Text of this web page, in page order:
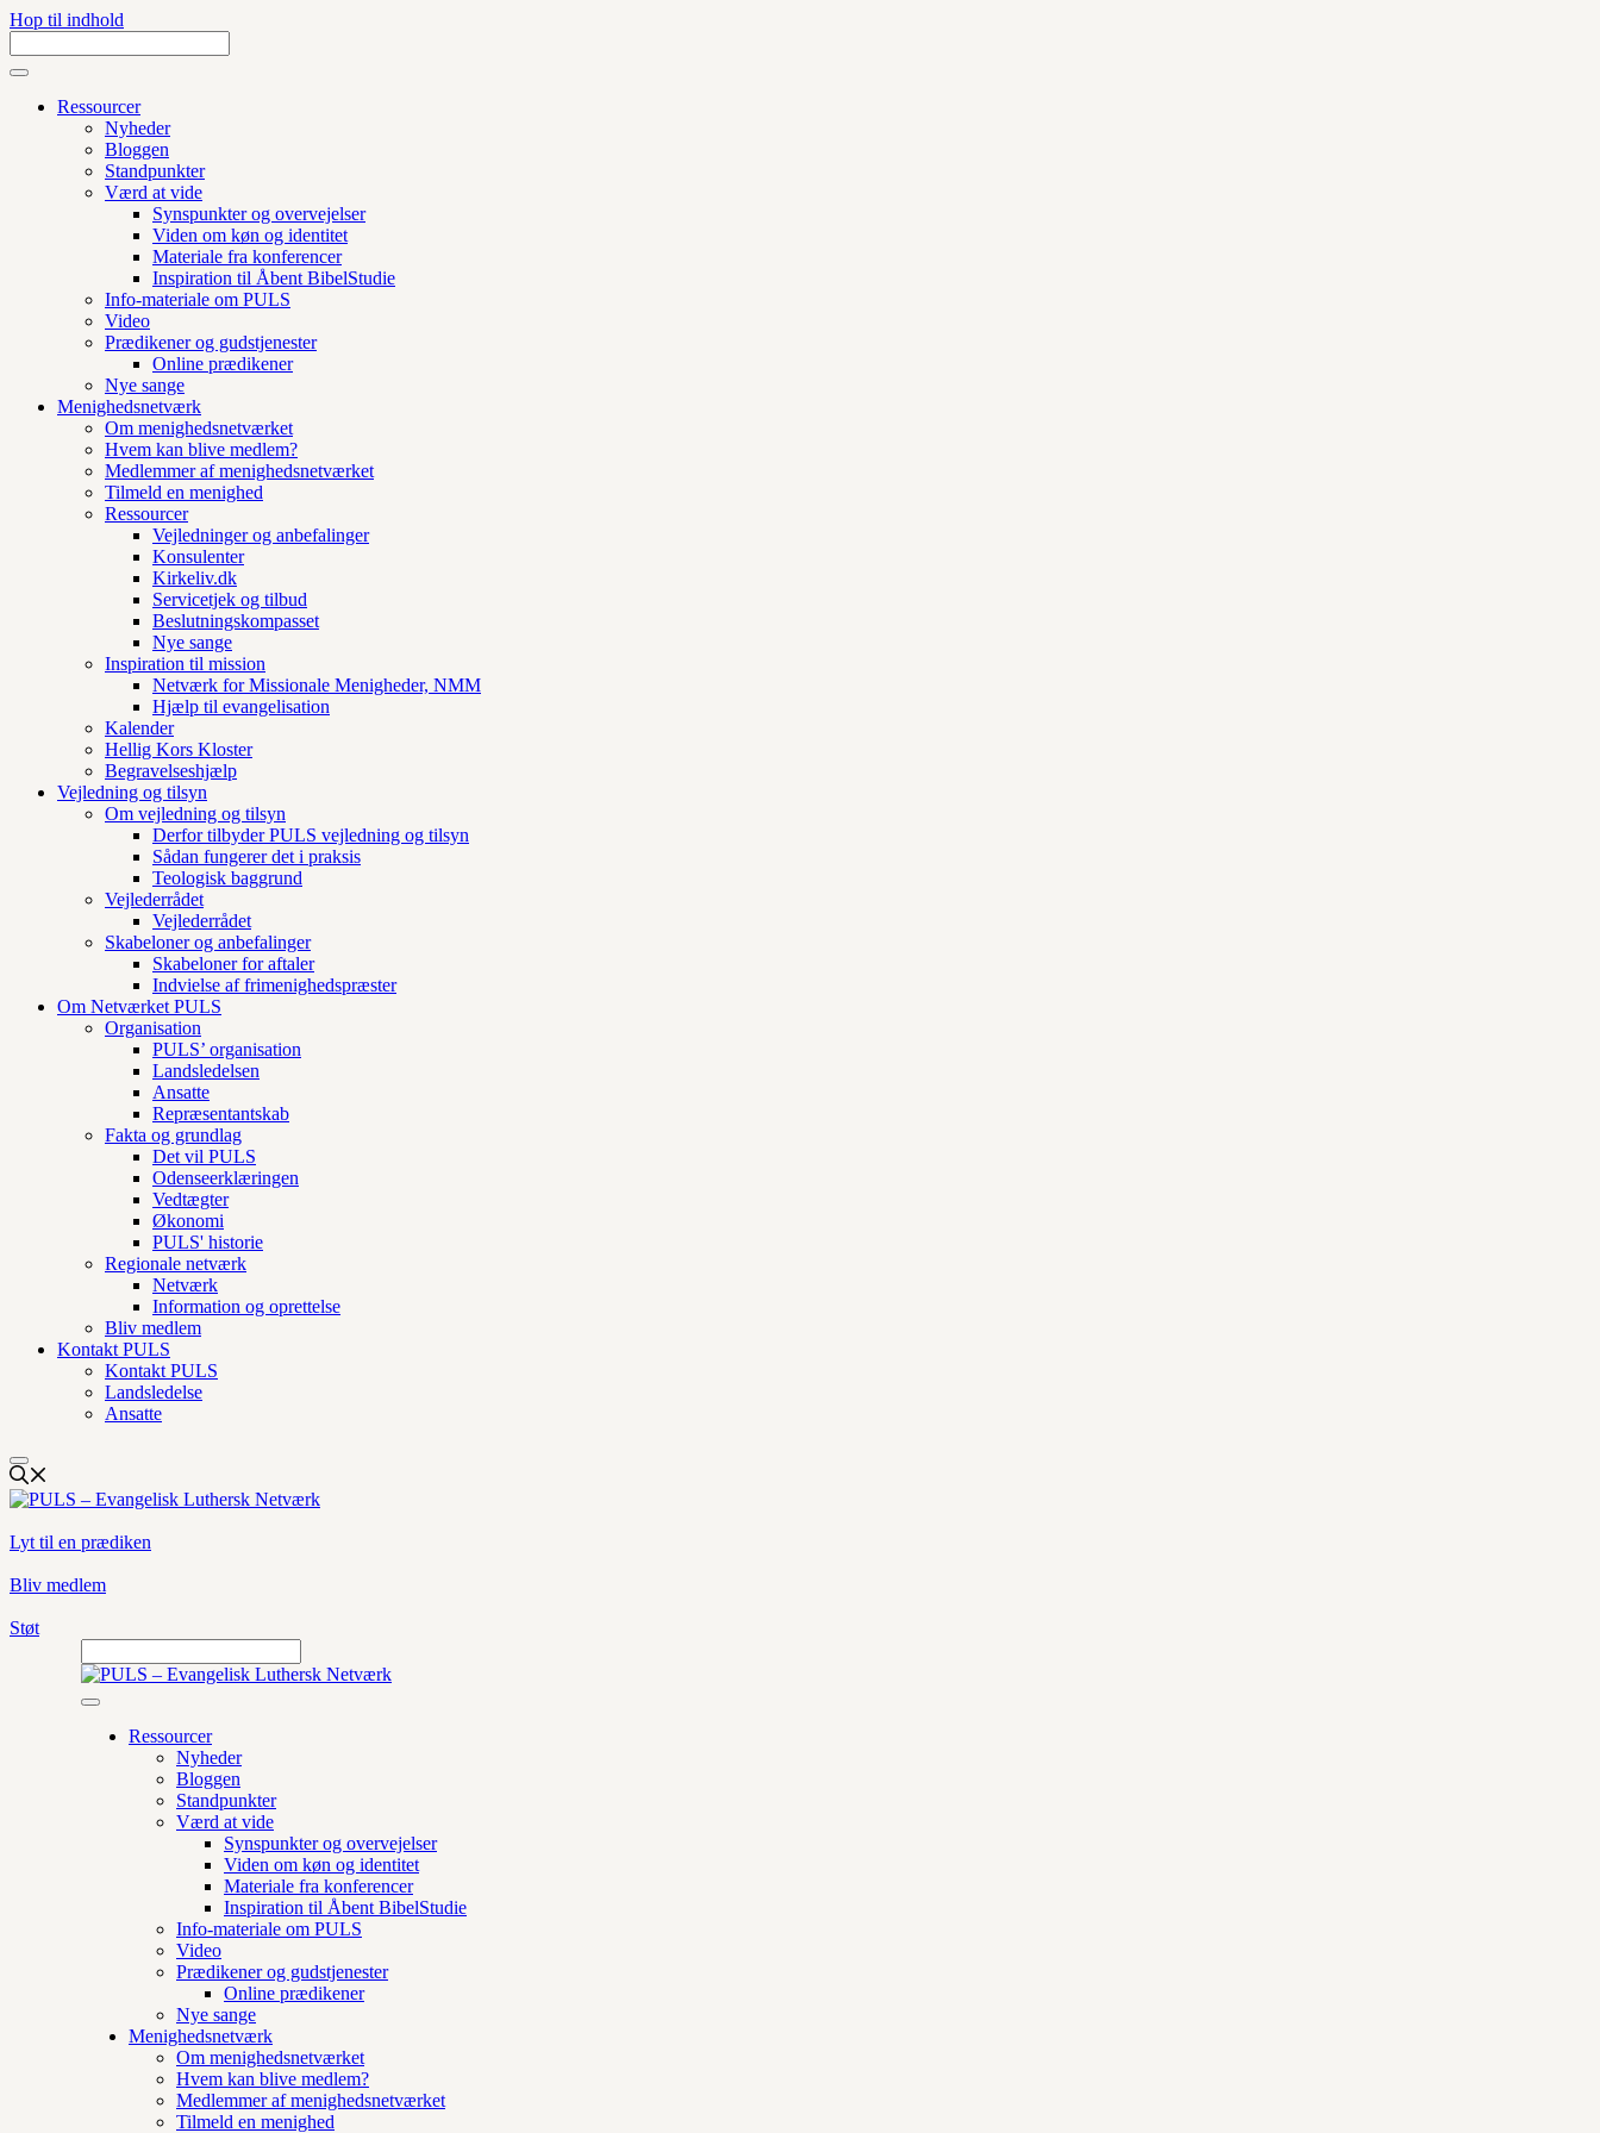
Hop til indhold
Ressourcer
Nyheder
Bloggen
Standpunkter
Værd at vide
Synspunkter og overvejelser
Viden om køn og identitet
Materiale fra konferencer
Inspiration til Åbent BibelStudie
Info-materiale om PULS
Video
Prædikener og gudstjenester
Online prædikener
Nye sange
Menighedsnetværk
Om menighedsnetværket
Hvem kan blive medlem?
Medlemmer af menighedsnetværket
Tilmeld en menighed
Ressourcer
Vejledninger og anbefalinger
Konsulenter
Kirkeliv.dk
Servicetjek og tilbud
Beslutningskompasset
Nye sange
Inspiration til mission
Netværk for Missionale Menigheder, NMM
Hjælp til evangelisation
Kalender
Hellig Kors Kloster
Begravelseshjælp
Vejledning og tilsyn
Om vejledning og tilsyn
Derfor tilbyder PULS vejledning og tilsyn
Sådan fungerer det i praksis
Teologisk baggrund
Vejlederrådet
Vejlederrådet
Skabeloner og anbefalinger
Skabeloner for aftaler
Indvielse af frimenighedspræster
Om Netværket PULS
Organisation
PULS’ organisation
Landsledelsen
Ansatte
Repræsentantskab
Fakta og grundlag
Det vil PULS
Odenseerklæringen
Vedtægter
Økonomi
PULS' historie
Regionale netværk
Netværk
Information og oprettelse
Bliv medlem
Kontakt PULS
Kontakt PULS
Landsledelse
Ansatte
Lyt til en prædiken
Bliv medlem
Støt
Ressourcer
Nyheder
Bloggen
Standpunkter
Værd at vide
Synspunkter og overvejelser
Viden om køn og identitet
Materiale fra konferencer
Inspiration til Åbent BibelStudie
Info-materiale om PULS
Video
Prædikener og gudstjenester
Online prædikener
Nye sange
Menighedsnetværk
Om menighedsnetværket
Hvem kan blive medlem?
Medlemmer af menighedsnetværket
Tilmeld en menighed